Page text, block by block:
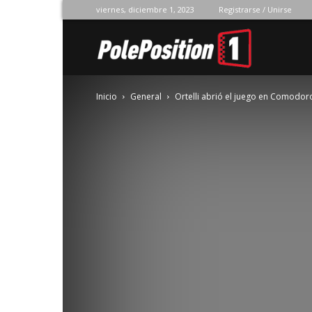
viernes, diciembre 1, 2023 Registrarse / Unirse
Position
Inicio General Ortelli abrió el juego en